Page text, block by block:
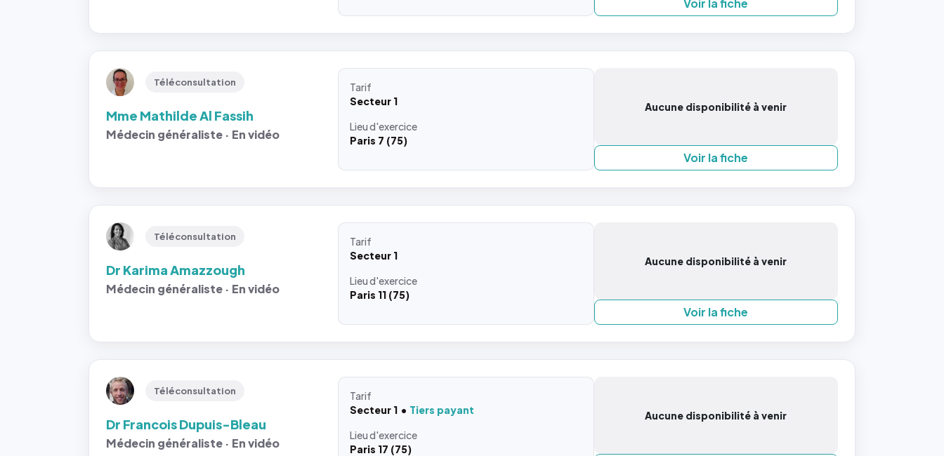
Voir la fiche
Téléconsultation
Mme Mathilde Al Fassih
Médecin généraliste · En vidéo
Tarif
Secteur 1
Lieud'exercice
Paris 7 (75)
Aucune disponibilité à venir
Voir la fiche
Téléconsultation
Dr Karima Amazzough
Médecin généraliste · En vidéo
Tarif
Secteur 1
Lieud'exercice
Paris 11 (75)
Aucune disponibilité à venir
Voir la fiche
Téléconsultation
Dr Francois Dupuis-Bleau
Médecin généraliste · En vidéo
Tarif
Secteur 1
Tiers payant
Lieud'exercice
Paris 17 (75)
Aucune disponibilité à venir